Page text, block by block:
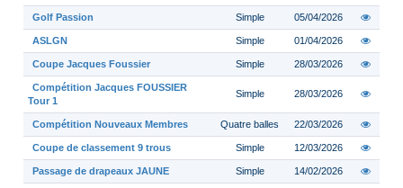
Golf Passion Simple 05/04/2026
ASLGN Simple 01/04/2026
Coupe Jacques Foussier Simple 28/03/2026
Compétition Jacques FOUSSIER
Tour 1
Simple 28/03/2026
Compétition Nouveaux Membres Quatre balles 22/03/2026
Coupe de classement 9 trous Simple 12/03/2026
Passage de drapeaux JAUNE Simple 14/02/2026